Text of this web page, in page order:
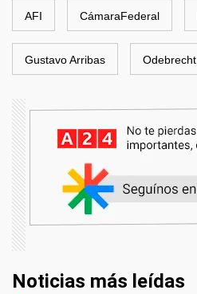
AFI CámaraFederal
Gustavo Arribas Odebrecht
Noticias más leídas